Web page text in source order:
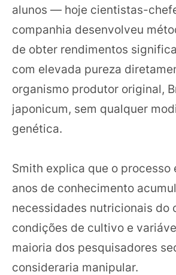
alunos — hoje cientistas-
companhia desenvolveu
de obter rendimentos
com elevada pureza
organismo produtor original,
japonicum, sem qualquer
genética.
Smith explica que o processo
anos de conhecimento
necessidades nutricionais do
condições de cultivo e
maioria dos pesquisadores
consideraria manipular.